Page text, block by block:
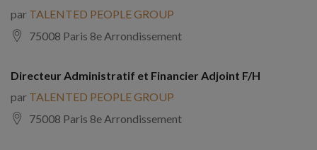
par TALENTED PEOPLE GROUP
75008 Paris 8e Arrondissement
Directeur Administratif et Financier Adjoint F/H
par TALENTED PEOPLE GROUP
75008 Paris 8e Arrondissement